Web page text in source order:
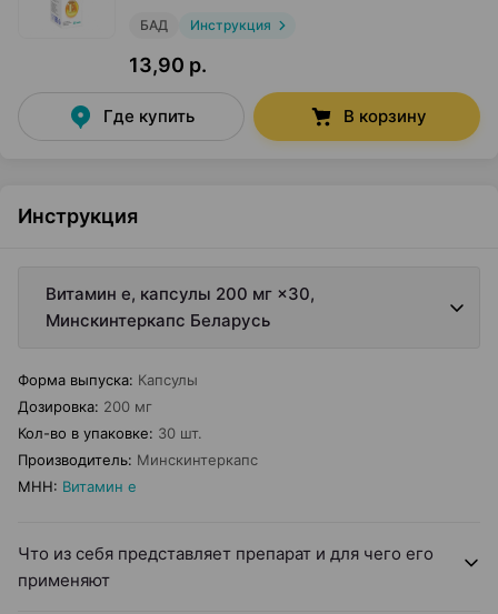
БАД Инструкция
13,90 р.
Где купить В корзину
Инструкция
Витамин е, капсулы 200 мг ×30,
Минскинтеркапс Беларусь
Форма выпуска: Капсулы
Дозировка: 200 мг
Кол-во в упаковке: 30 шт.
Производитель: Минскинтеркапс
МНН: Витамин е
Что из себя представляет препарат и для чего его
применяют